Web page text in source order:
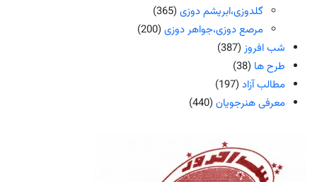
گلدوزی،ابریشم دوزی (365)
مرصع دوزی،جواهر دوزی (200)
شب افروز (387)
طرح ها (38)
مطالب آزاد (197)
معرفی هنرجویان (440)